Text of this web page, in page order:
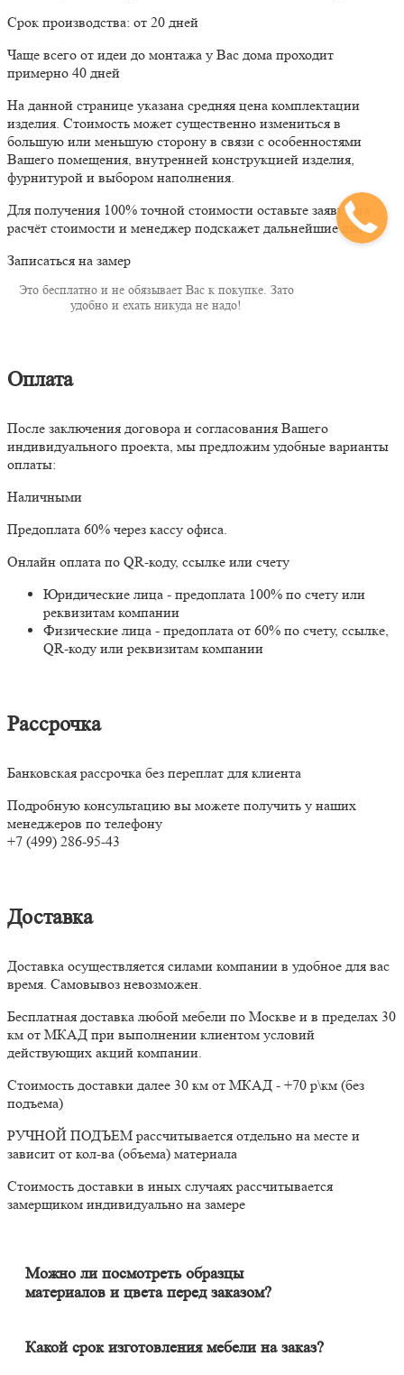
Срок производства: от 20 дней
Чаще всего от идеи до монтажа у Вас дома проходит
примерно 40 дней
На данной странице указана средняя цена комплектации
изделия. Стоимость может существенно измениться в
большую или меньшую сторону в связи с особенностями
Вашего помещения, внутренней конструкцией изделия,
фурнитурой и выбором наполнения.
Для получения 100% точной стоимости оставьте заявку на
расчёт стоимости и менеджер подскажет дальнейшие шаги.
Записаться на замер
Это бесплатно и не обязывает Вас к покупке. Зато
удобно и ехать никуда не надо!
Оплата
После заключения договора и согласования Вашего
индивидуального проекта, мы предложим удобные варианты
оплаты:
Наличными
Предоплата 60% через кассу офиса.
Онлайн оплата по QR-коду, ссылке или счету
Юридические лица - предоплата 100% по счету или
реквизитам компании
Физические лица - предоплата от 60% по счету, ссылке,
QR-коду или реквизитам компании
Рассрочка
Банковская рассрочка без переплат для клиента
Подробную консультацию вы можете получить у наших
менеджеров по телефону
+7 (499) 286-95-43
Доставка
Доставка осуществляется силами компании в удобное для вас
время. Самовывоз невозможен.
Бесплатная доставка любой мебели по Москве и в пределах 30
км от МКАД при выполнении клиентом условий
действующих акций компании.
Стоимость доставки далее 30 км от МКАД - +70 р\км (без
подъема)
РУЧНОЙ ПОДЪЕМ рассчитывается отдельно на месте и
зависит от кол-ва (объема) материала
Стоимость доставки в иных случаях рассчитывается
замерщиком индивидуально на замере
Можно ли посмотреть образцы
материалов и цвета перед заказом?
месте в собственном освещении увидеть, как будут выглядеть
Какой срок изготовления мебели на заказ?